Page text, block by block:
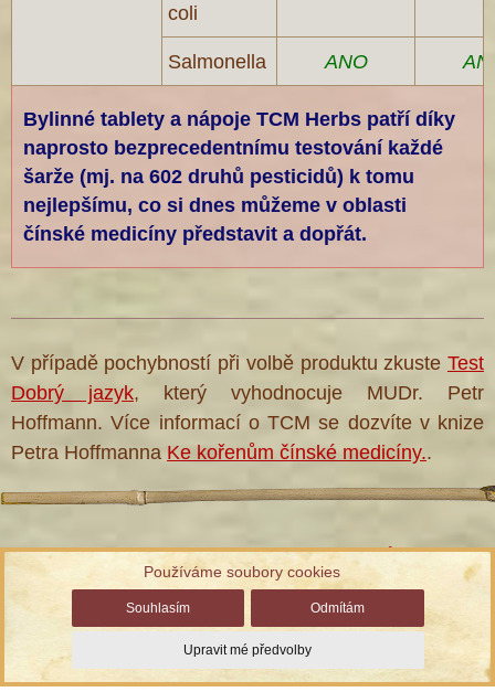
Používáme soubory cookies
Souhlasím Odmítám
Upravit mé předvolby
coli
Salmonella ANO
Bylinné tablety a nápoje TCM Herbs patří díky
naprosto bezprecedentnímu testování každé
šarže (mj. na 602 druhů pesticidů) k tomu
nejlepšímu, co si dnes můžeme v oblasti
čínské medicíny představit a dopřát.
V případě pochybností při volbě produktu zkuste Test
Dobrý jazyk, který vyhodnocuje MUDr. Petr
Hoffmann. Více informací o TCM se dozvíte v knize
Petra Hoffmanna Ke kořenům čínské medicíny..
Informace ke zpracování osobních údajů
Správa cookies| Chráněno službou reCAPTCHAOchrana
soukromí a smluvní podmínky
© TCM Herbs, s.r.o., vyrobilSimopt, s.r.o.